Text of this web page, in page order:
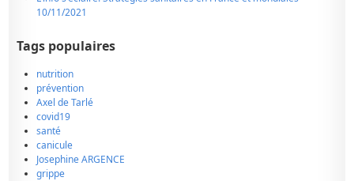
10/11/2021
Tags populaires
nutrition
prévention
Axel de Tarlé
covid19
santé
canicule
Josephine ARGENCE
grippe